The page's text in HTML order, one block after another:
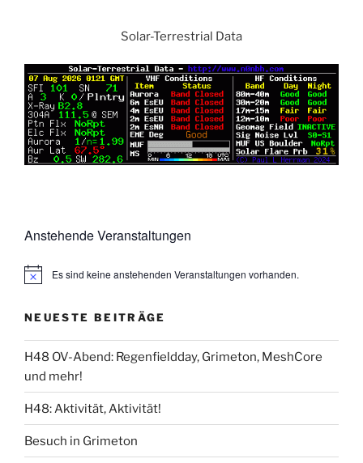
Solar-Terrestrial Data
Anstehende Veranstaltungen
Es sind keine anstehenden Veranstaltungen vorhanden.
NEUESTE BEITRÄGE
H48 OV-Abend: Regenfieldday, Grimeton, MeshCore
und mehr!
H48: Aktivität, Aktivität!
Besuch in Grimeton